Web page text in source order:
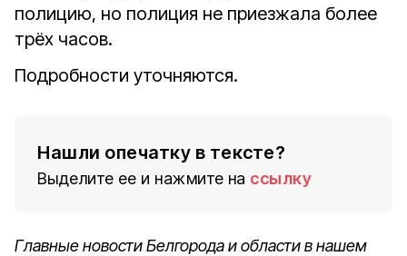
полицию, но полиция не приезжала более
трёх часов.
Подробности уточняются.
Нашли опечатку в тексте?
Выделите ее и нажмите на ссылку
Главные новости Белгорода и области в нашем